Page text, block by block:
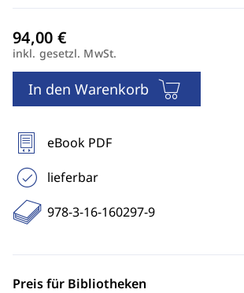
inkl. gesetzl. MwSt.
In den Warenkorb
eBook PDF
lieferbar
978-3-16-160297-9
Preis für Bibliotheken